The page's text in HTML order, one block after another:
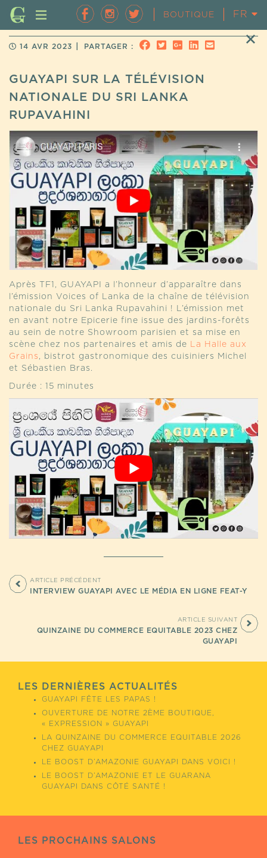
BOUTIQUE FR
EN
14 AVR 2023 PARTAGER :
GUAYAPI SUR LA TÉLÉVISION
NATIONALE DU SRI LANKA
RUPAVAHINI
Après TF1, GUAYAPI a l’honneur d’apparaître dans
l’émission Voices of Lanka de la chaîne de télévision
nationale du Sri Lanka Rupavahini ! L’émission met
en avant notre Epicerie fine issue des jardins-forêts
au sein de notre Showroom parisien et sa mise en
scène chez nos partenaires et amis de La Halle aux
Grains , bistrot gastronomique des cuisiniers Michel
et Sébastien Bras.
Durée : 15 minutes
ARTICLE PRÉCÉDENT
INTERVIEW GUAYAPI AVEC LE MÉDIA EN LIGNE FEAT-Y
ARTICLE SUIVANT
QUINZAINE DU COMMERCE EQUITABLE 2023 CHEZ
GUAYAPI
LES DERNIÈRES ACTUALITÉS
GUAYAPI FÊTE LES PAPAS !
OUVERTURE DE NOTRE 2ÈME BOUTIQUE,
« EXPRESSION » GUAYAPI
LA QUINZAINE DU COMMERCE EQUITABLE 2026
CHEZ GUAYAPI
LE BOOST D’AMAZONIE GUAYAPI DANS VOICI !
LE BOOST D’AMAZONIE ET LE GUARANA
GUAYAPI DANS CÔTÉ SANTÉ !
LES PROCHAINS SALONS